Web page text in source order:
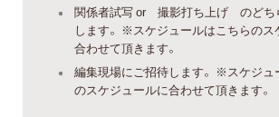
関係者試写 or 撮影打ち上げ のどち
します。 ※スケジュールはこちらのス
合わせて頂きます。
編集現場にご招待します。 ※スケジュ
のスケジュールに合わせて頂きます。